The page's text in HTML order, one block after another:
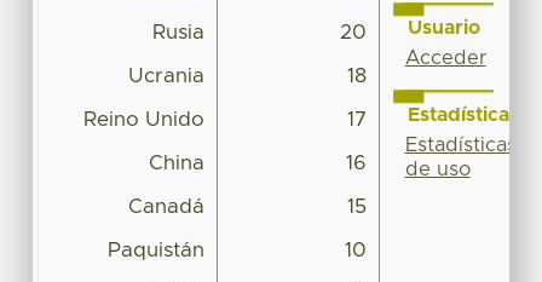
Rusia 20
Ucrania 18
Reino Unido 17
China 16
Canadá 15
Paquistán 10
Usuario
Acceder
Estadísticas
Estadísticas
de uso